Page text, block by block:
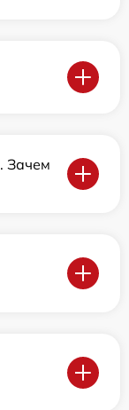
Зачем